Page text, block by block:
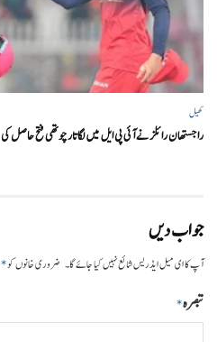
کھیل
راجستھان رائلز نے آئی پی ایل میں لگاتار چوتھی فتح حاصل کی
جواب دیں
آپ کا ای میل ایڈریس شائع نہیں کیا جائے گا۔ ضروری خانوں کو*
تبصرہ*